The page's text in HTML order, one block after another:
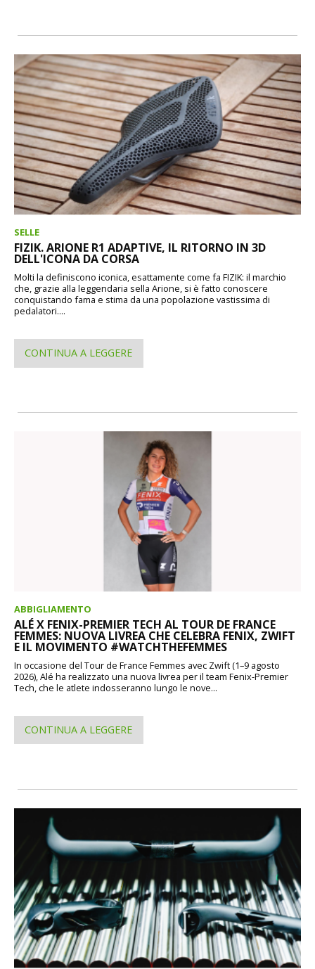
SELLE
FIZIK. ARIONE R1 ADAPTIVE, IL RITORNO IN 3D
DELL'ICONA DA CORSA
Molti la definiscono iconica, esattamente come fa FIZIK: il marchio
che, grazie alla leggendaria sella Arione, si è fatto conoscere
conquistando fama e stima da una popolazione vastissima di
pedalatori....
CONTINUA A LEGGERE
ABBIGLIAMENTO
ALÉ X FENIX-PREMIER TECH AL TOUR DE FRANCE
FEMMES: NUOVA LIVREA CHE CELEBRA FENIX, ZWIFT
E IL MOVIMENTO #WATCHTHEFEMMES
In occasione del Tour de France Femmes avec Zwift (1–9 agosto
2026), Alé ha realizzato una nuova livrea per il team Fenix-Premier
Tech, che le atlete indosseranno lungo le nove...
CONTINUA A LEGGERE